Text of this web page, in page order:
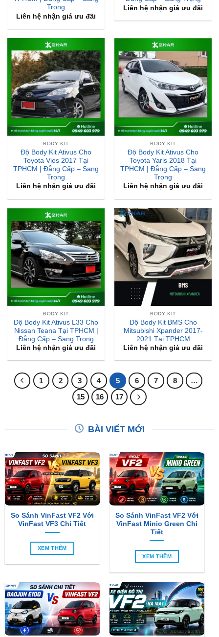
BODY KIT
Độ Body Kit Ativus Cho
Toyota Vios 2017 Tại
TPHCM | Đẳng Cấp – Sang
Trọng
Liên hệ nhận giá ưu đãi
BODY KIT
Độ Body Kit Ativus Cho
Toyota Yaris 2018 Tại
TPHCM | Đẳng Cấp – Sang
Trọng
Liên hệ nhận giá ưu đãi
BODY KIT
Độ Body Kit Ativus L33 Cho
Nissan Teana Tại TPHCM |
Đẳng Cấp – Sang Trọng
Liên hệ nhận giá ưu đãi
BODY KIT
Độ Body Kit BMS Cho
Mitsubishi Xpander 2017-
2021 Tại TPHCM
Liên hệ nhận giá ưu đãi
15
16 17
BÀI VIẾT MỚI
So Sánh VinFast VF2 Với
VinFast VF3 Chi Tiết
XEM THÊM
So Sánh VinFast VF2 Với
VinFast Minio Green Chi
Tiết
XEM THÊM
So Sánh Chi Tiết Baojun
E100 Và VinFast VF2
VinFast VF2 Ra Mắt: Xe
Điện Đô Thị Giá Chỉ 188